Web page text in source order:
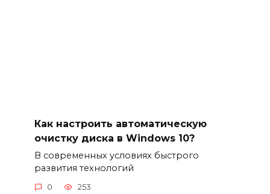
Как настроить автоматическую
очистку диска в Windows 10?
В современных условиях быстрого
развития технологий
0 253